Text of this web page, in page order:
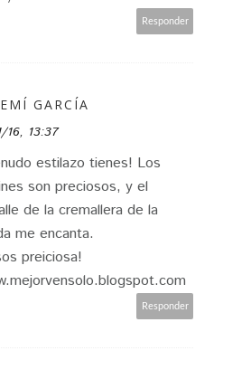
Responder
GARCÍA
16, 13:37
estilazo tienes! Los
son preciosos, y el
de la cremallera de la
me encanta.
preiciosa!
Responder